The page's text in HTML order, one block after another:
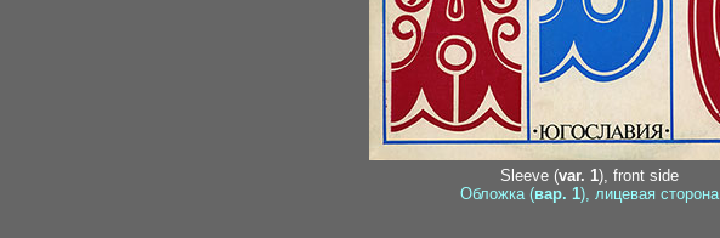
Sleeve (var. 1), front side
Обложка (вар. 1), лицевая сторона